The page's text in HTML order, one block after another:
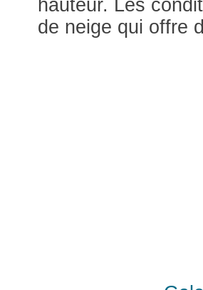
hauteur. Les
de neige qui offre